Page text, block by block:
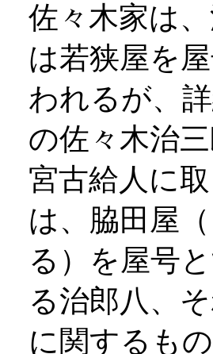
佐々木家は
は若狭屋を
われるが、
の佐々木治
宮古給人に
は、脇田屋
る）を屋号
る治郎八、
に関するも